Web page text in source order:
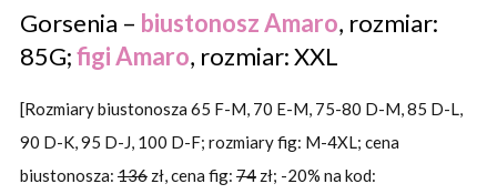
Gorsenia – biustonosz Amaro, rozmiar:
85G;figi Amaro, rozmiar: XXL
[Rozmiary biustonosza 65 F-M, 70 E-M, 75-80 D-M, 85 D-L,
90 D-K, 95 D-J, 100 D-F; rozmiary fig: M-4XL; cena
biustonosza: 136zł, cena fig: 74zł; -20% na kod: